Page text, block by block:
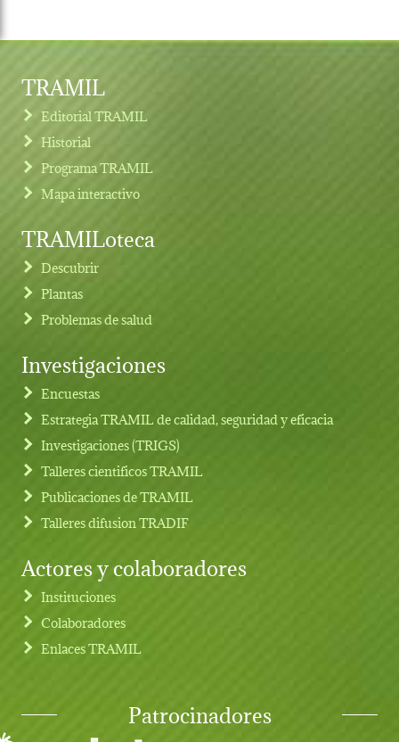
Footer menu
TRAMIL
Editorial TRAMIL
Historial
Programa TRAMIL
Mapa interactivo
TRAMILoteca
Descubrir
Plantas
Problemas de salud
Investigaciones
Encuestas
Estrategia TRAMIL de calidad, seguridad y eficacia
Investigaciones (TRIGS)
Talleres cientificos TRAMIL
Publicaciones de TRAMIL
Talleres difusion TRADIF
Actores y colaboradores
Instituciones
Colaboradores
Enlaces TRAMIL
Patrocinadores